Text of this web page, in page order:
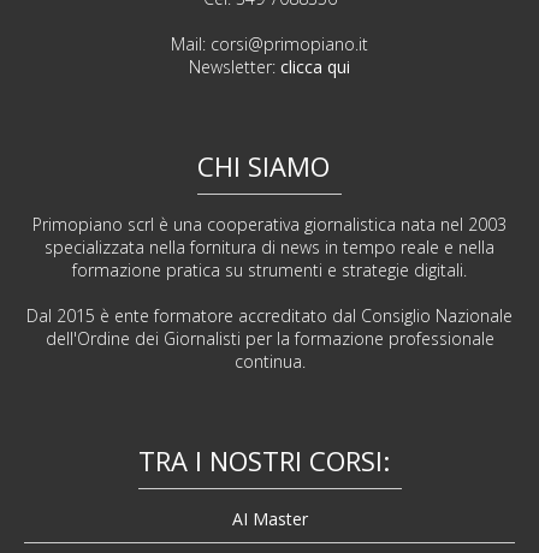
Mail: corsi@primopiano.it
Newsletter: clicca qui
CHI SIAMO
Primopiano scrl è una cooperativa giornalistica nata nel 2003
specializzata nella fornitura di news in tempo reale e nella
formazione pratica su strumenti e strategie digitali.
Dal 2015 è ente formatore accreditato dal Consiglio Nazionale
dell'Ordine dei Giornalisti per la formazione professionale
continua.
TRA I NOSTRI CORSI:
AI Master